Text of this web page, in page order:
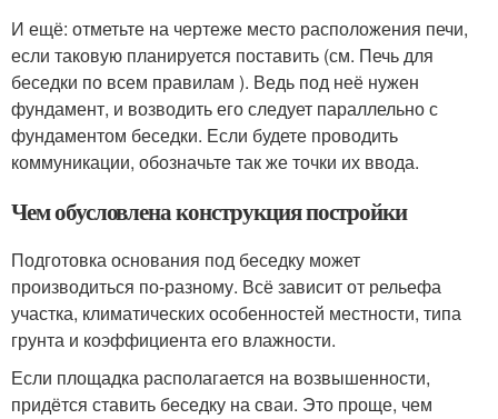
И ещё: отметьте на чертеже место расположения печи,
если таковую планируется поставить (см. Печь для
беседки по всем правилам ). Ведь под неё нужен
фундамент, и возводить его следует параллельно с
фундаментом беседки. Если будете проводить
коммуникации, обозначьте так же точки их ввода.
Чем обусловлена конструкция постройки
Подготовка основания под беседку может
производиться по-разному. Всё зависит от рельефа
участка, климатических особенностей местности, типа
грунта и коэффициента его влажности.
Если площадка располагается на возвышенности,
придётся ставить беседку на сваи. Это проще, чем